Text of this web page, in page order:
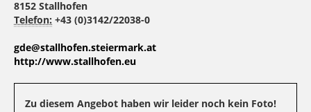
8152 Stallhofen
Telefon: +43 (0)3142/22038-0
gde@stallhofen.steiermark.at
http://www.stallhofen.eu
Zu diesem Angebot haben wir leider noch kein Foto!